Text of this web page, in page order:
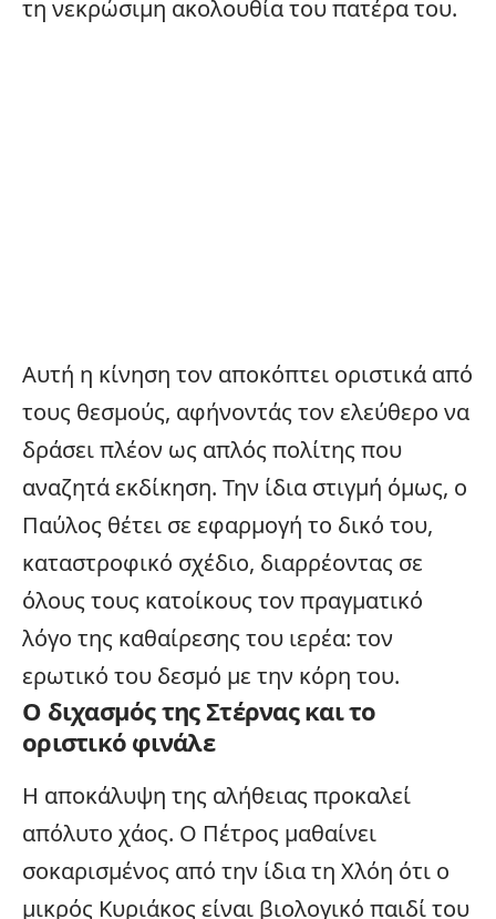
τη νεκρώσιμη ακολουθία του πατέρα του.
Αυτή η κίνηση τον αποκόπτει οριστικά από
τους θεσμούς, αφήνοντάς τον ελεύθερο να
δράσει πλέον ως απλός πολίτης που
αναζητά εκδίκηση. Την ίδια στιγμή όμως, ο
Παύλος θέτει σε εφαρμογή το δικό του,
καταστροφικό σχέδιο, διαρρέοντας σε
όλους τους κατοίκους τον πραγματικό
λόγο της καθαίρεσης του ιερέα: τον
ερωτικό του δεσμό με την κόρη του.
Ο διχασμός της Στέρνας και το
οριστικό φινάλε
Η αποκάλυψη της αλήθειας προκαλεί
απόλυτο χάος. Ο Πέτρος μαθαίνει
σοκαρισμένος από την ίδια τη Χλόη ότι ο
μικρός Κυριάκος είναι βιολογικό παιδί του